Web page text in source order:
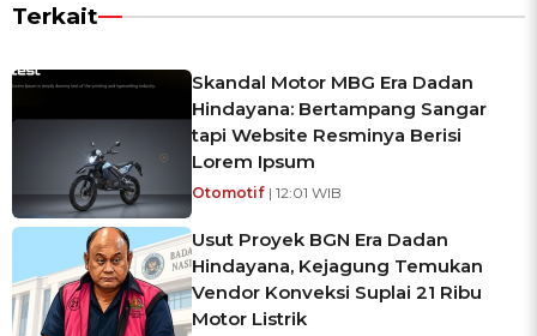
Terkait
Skandal Motor MBG Era Dadan
Hindayana: Bertampang Sangar
tapi Website Resminya Berisi
Lorem Ipsum
Otomotif | 12:01 WIB
Usut Proyek BGN Era Dadan
Hindayana, Kejagung Temukan
Vendor Konveksi Suplai 21 Ribu
Motor Listrik